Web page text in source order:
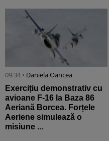
09:34 • Daniela Oancea
Exercițiu demonstrativ cu
avioane F-16 la Baza 86
Aeriană Borcea. Forțele
Aeriene simulează o
misiune ...